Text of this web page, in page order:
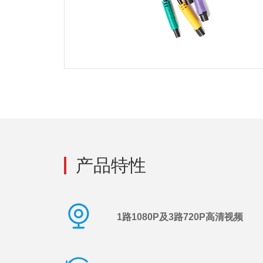
产品特性
1路1080P及3路720P高清视频